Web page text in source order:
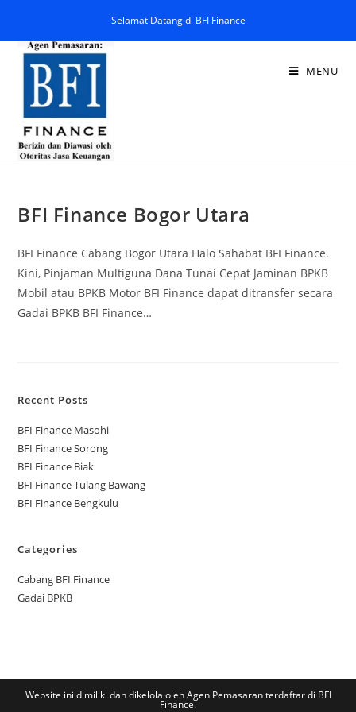
Selamat Datang di BFI Finance
MENU
BFI Finance Bogor Utara
BFI Finance Cabang Bogor Utara Halo Sahabat BFI Finance.
Kini, Pinjaman Multiguna Dana Tunai Cepat Jaminan BPKB
Mobil atau BPKB Motor BFI Finance dapat ditransfer secara
Gadai BPKB BFI Finance…
Recent Posts
BFI Finance Masohi
BFI Finance Sorong
BFI Finance Biak
BFI Finance Tulang Bawang
BFI Finance Bengkulu
Categories
Cabang BFI Finance
Gadai BPKB
Website ini dimiliki dan dikelola oleh Agen Pemasaran terdaftar di BFI
Finance.